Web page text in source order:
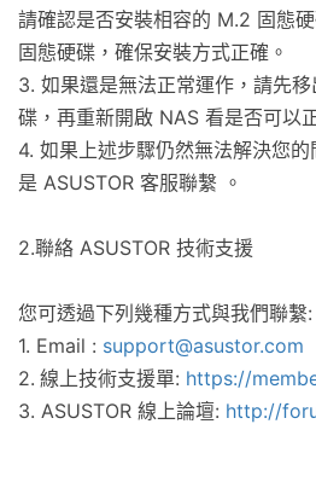
請確認是否安裝相容的 M.2 固態
固態硬碟，確保安裝方式正確。
3. 如果還是無法正常運作，請先
碟，再重新開啟 NAS 看是否可以
4. 如果上述步驟仍然無法解決您
是 ASUSTOR 客服聯繫 。
2.聯絡 ASUSTOR 技術支援
您可透過下列幾種方式與我們聯繫:
1. Email : support@asustor.com
2. 線上技術支援單: https://
3. ASUSTOR 線上論壇: http://